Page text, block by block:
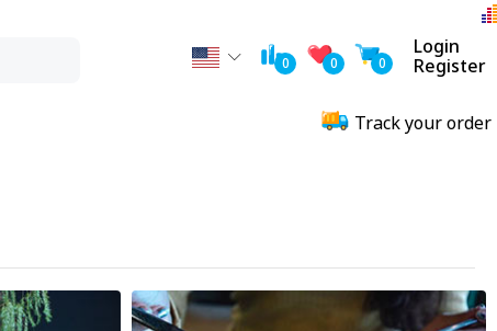
0 0 0
Login
Register
Track your order